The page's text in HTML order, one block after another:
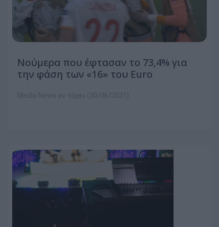
Νούμερα που έφτασαν το 73,4% για
την φάση των «16» του Euro
Media News εν τάχει (30/06/2021).